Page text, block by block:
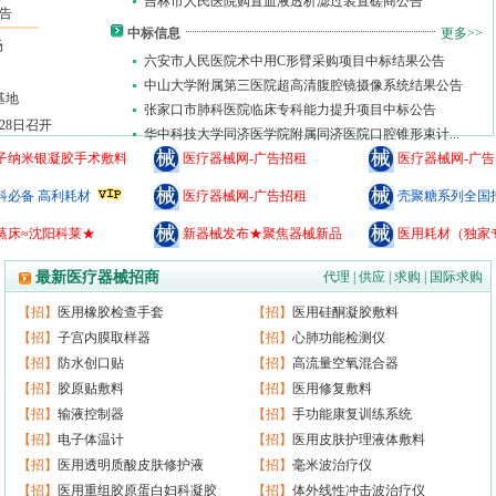
地
日召开
中标信息
更多>>
六安市人民医院术中用C形臂采购项目中标结果公告
中山大学附属第三医院超高清腹腔镜摄像系统结果公告
张家口市肺科医院临床专科能力提升项目中标公告
华中科技大学同济医学院附属同济医院口腔锥形束计...
纳米银凝胶手术敷料
医疗器械网-广告招租 医疗器械网-广
必备 高利耗材 医疗器械网-广告招租 壳聚糖系列全国
床≈沈阳科莱★ 新器械发布★聚焦器械新品 医用耗材（独家
代理 供应 求购 国际求购
最新医疗器械招商
【招】 医用橡胶检查手套 【招】
医用硅酮凝胶敷料
【招】 子宫内膜取样器 【招】 心肺功能检测仪
【招】 防水创口贴 【招】 高流量空氧混合器
【招】 胶原贴敷料 【招】
医用修复敷料
【招】 输液控制器 【招】 手功能康复训练系统
【招】 电子体温计 【招】
医用皮肤护理液体敷料
【招】
医用透明质酸皮肤修护液 【招】 毫米波治疗仪
【招】
医用重组胶原蛋白妇科凝胶 【招】 体外线性冲击波治疗仪